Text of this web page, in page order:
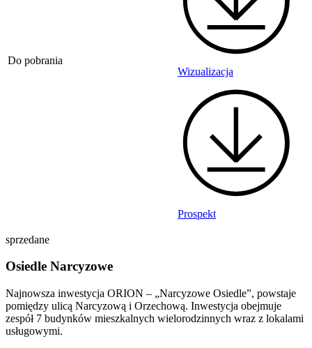
Do pobrania
Wizualizacja
Prospekt
sprzedane
Osiedle Narcyzowe
Najnowsza inwestycja ORION – „Narcyzowe Osiedle”, powstaje
pomiędzy ulicą Narcyzową i Orzechową. Inwestycja obejmuje
zespół 7 budynków mieszkalnych wielorodzinnych wraz z lokalami
usługowymi.